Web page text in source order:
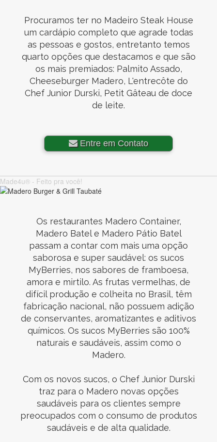
Procuramos ter no Madeiro Steak House
um cardápio completo que agrade todas
as pessoas e gostos, entretanto temos
quarto opções que destacamos e que são
os mais premiados: Palmito Assado,
Cheeseburger Madero, L'entrecôte do
Chef Junior Durski, Petit Gâteau de doce
de leite.
Entre em Contato
Made4u® - Feito pra você!
Os restaurantes Madero Container,
Madero Batel e Madero Pátio Batel
passam a contar com mais uma opção
saborosa e super saudável: os sucos
MyBerries, nos sabores de framboesa,
amora e mirtilo. As frutas vermelhas, de
difícil produção e colheita no Brasil, têm
fabricação nacional, não possuem adição
de conservantes, aromatizantes e aditivos
químicos. Os sucos MyBerries são 100%
naturais e saudáveis, assim como o
Madero.
Com os novos sucos, o Chef Junior Durski
traz para o Madero novas opções
saudáveis para os clientes sempre
preocupados com o consumo de produtos
saudáveis e de alta qualidade.